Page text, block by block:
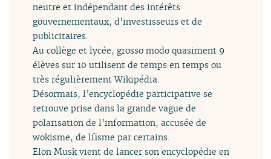
neutre et indépendant des intérêts
gouvernementaux, d’investisseurs et de
publicitaires.
Au collège et lycée, grosso modo quasiment 9
élèves sur 10 utilisent de temps en temps ou
très régulièrement Wikipédia.
Désormais, l’encyclopédie participative se
retrouve prise dans la grande vague de
polarisation de l’information, accusée de
wokisme, de lfisme par certains.
Elon Musk vient de lancer son encyclopédie en